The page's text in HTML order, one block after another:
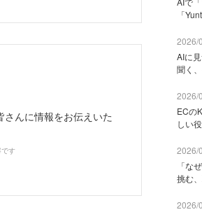
んに情報をお伝えいた
す
「
2026/
AIに
聞く
2026/
ECの
しい
2026/
「な
挑む
2026/